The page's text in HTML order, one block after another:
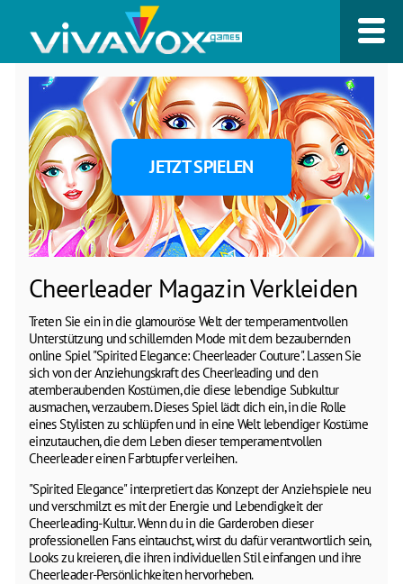
JETZT SPIELEN
Cheerleader Magazin Verkleiden
Treten Sie ein in die glamouröse Welt der temperamentvollen
Unterstützung und schillernden Mode mit dem bezaubernden
online Spiel "Spirited Elegance: Cheerleader Couture". Lassen Sie
sich von der Anziehungskraft des Cheerleading und den
atemberaubenden Kostümen, die diese lebendige Subkultur
ausmachen, verzaubern. Dieses Spiel lädt dich ein, in die Rolle
eines Stylisten zu schlüpfen und in eine Welt lebendiger Kostüme
einzutauchen, die dem Leben dieser temperamentvollen
Cheerleader einen Farbtupfer verleihen.
"Spirited Elegance" interpretiert das Konzept der Anziehspiele neu
und verschmilzt es mit der Energie und Lebendigkeit der
Cheerleading-Kultur. Wenn du in die Garderoben dieser
professionellen Fans eintauchst, wirst du dafür verantwortlich sein,
Looks zu kreieren, die ihren individuellen Stil einfangen und ihre
Cheerleader-Persönlichkeiten hervorheben.